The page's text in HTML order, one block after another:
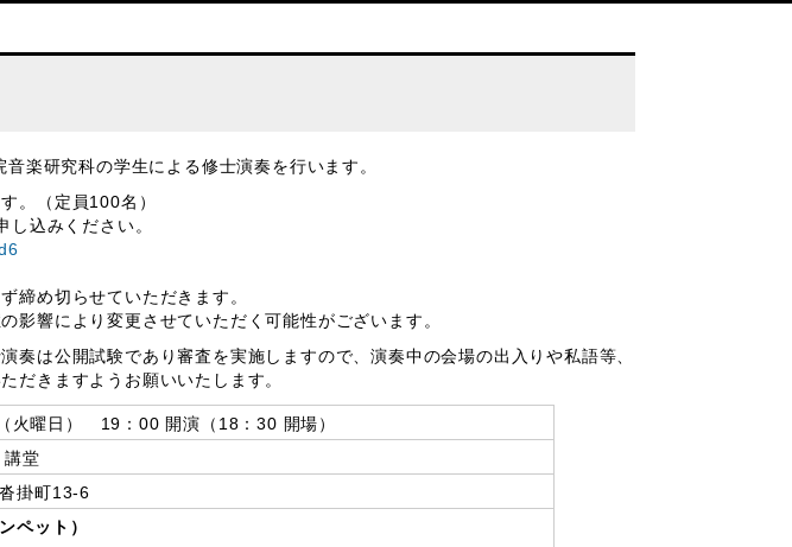
楽研究科の学生による修士演奏を行います。
。（定員100名）
し込みください。
締め切らせていただきます。
影響により変更させていただく可能性がございます。
奏は公開試験であり審査を実施しますので、演奏中の会場の出入りや私語等、
だきますようお願いいたします。
火曜日） 19：00 開演（18：30 開場）
講堂
掛町13-6
ペット）